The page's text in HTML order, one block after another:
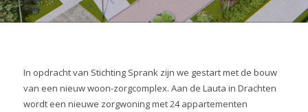
In opdracht van Stichting Sprank zijn we gestart met de bouw
van een nieuw woon-zorgcomplex. Aan de Lauta in Drachten
wordt een nieuwe zorgwoning met 24 appartementen